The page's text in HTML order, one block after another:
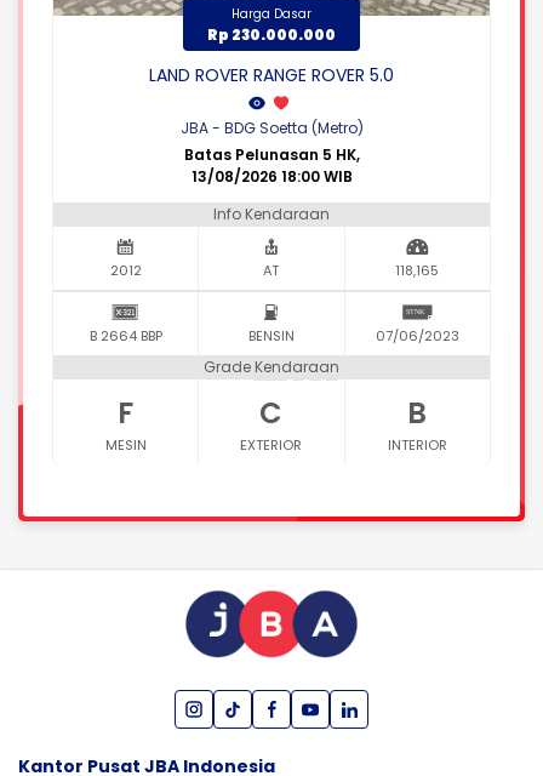
Harga Dasar
Rp 230.000.000
LAND ROVER RANGE ROVER 5.0
JBA - BDG Soetta (Metro)
Batas Pelunasan 5 HK,
13/08/2026 18:00 WIB
Info Kendaraan
2012 AT 118,165
B 2664 BBP BENSIN 07/06/2023
Grade Kendaraan
F
MESIN
C
EXTERIOR
B
INTERIOR
Kantor Pusat JBA Indonesia